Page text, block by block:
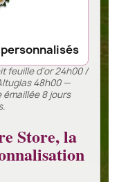
feuille d’or 24h00 /
48h00 —
8 jours
Store, la